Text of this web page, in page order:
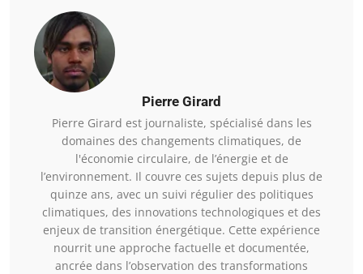
Pierre Girard
Pierre Girard est journaliste, spécialisé dans les
domaines des changements climatiques, de
l'économie circulaire, de l’énergie et de
l’environnement. Il couvre ces sujets depuis plus de
quinze ans, avec un suivi régulier des politiques
climatiques, des innovations technologiques et des
enjeux de transition énergétique. Cette expérience
nourrit une approche factuelle et documentée,
ancrée dans l’observation des transformations